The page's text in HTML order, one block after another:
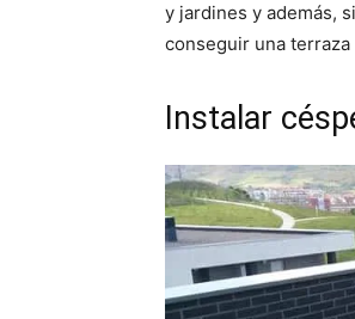
y jardines y además,
conseguir una
Instalar